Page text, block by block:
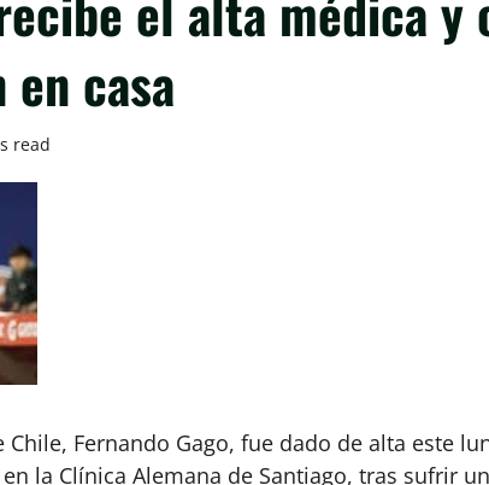
casa
read
Fernando Gago, fue dado de alta este
la Clínica Alemana de Santiago, tras sufrir